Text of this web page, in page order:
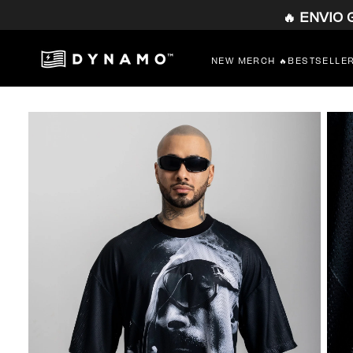
🔥 ENVIO
CONTENIDO
NEW MERCH 🔥